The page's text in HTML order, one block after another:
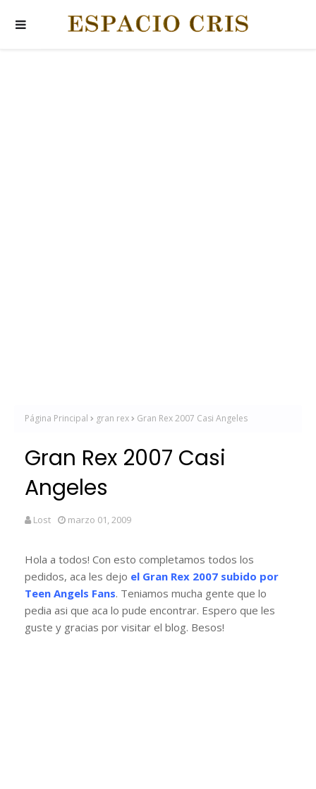
Página Principal gran rex Gran Rex 2007 Casi Angeles
Gran Rex 2007 Casi
Angeles
Lost marzo 01, 2009
Hola a todos! Con esto completamos todos los
pedidos, aca les dejo el Gran Rex 2007 subido por
Teen Angels Fans. Teniamos mucha gente que lo
pedia asi que aca lo pude encontrar. Espero que les
guste y gracias por visitar el blog. Besos!